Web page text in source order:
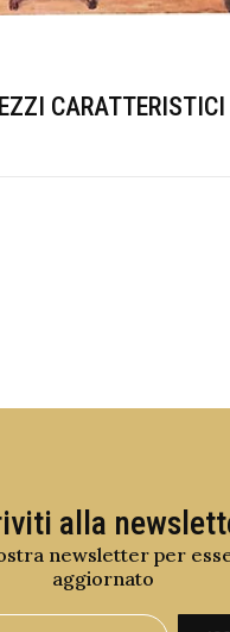
CARATTERISTICI
alla
newsletter per
aggiornato